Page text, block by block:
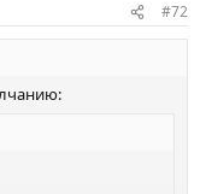
#72